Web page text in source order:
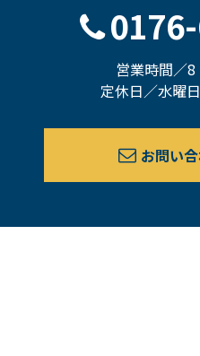
営業時間／
定休日／水曜
お問い